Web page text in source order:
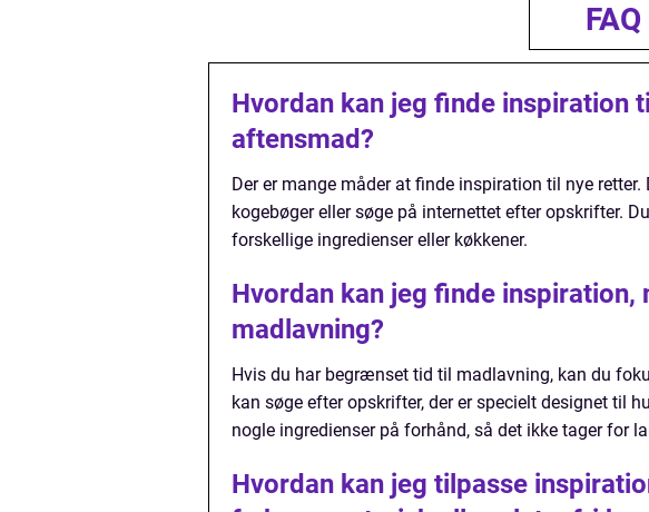
FAQ
Hvordan kan jeg finde inspiration
aftensmad?
Der er mange måder at finde inspiration til nye
kogebøger eller søge på internettet efter opskrifter.
forskellige ingredienser eller køkkener.
Hvordan kan jeg finde
madlavning?
Hvis du har begrænset tid til madlavning, kan du
kan søge efter opskrifter, der er specielt designet til
nogle ingredienser på forhånd, så det ikke tager for
Hvordan kan jeg tilpasse